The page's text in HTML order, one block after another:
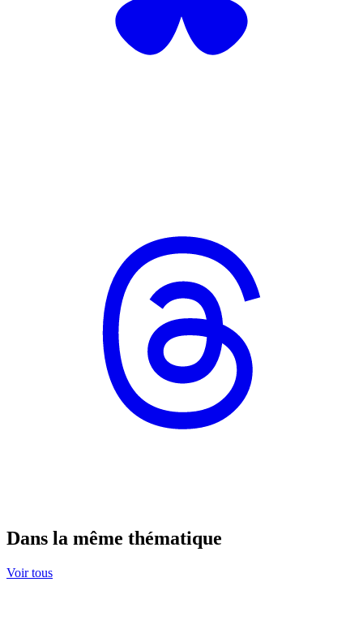
Dans la même thématique
Voir tous